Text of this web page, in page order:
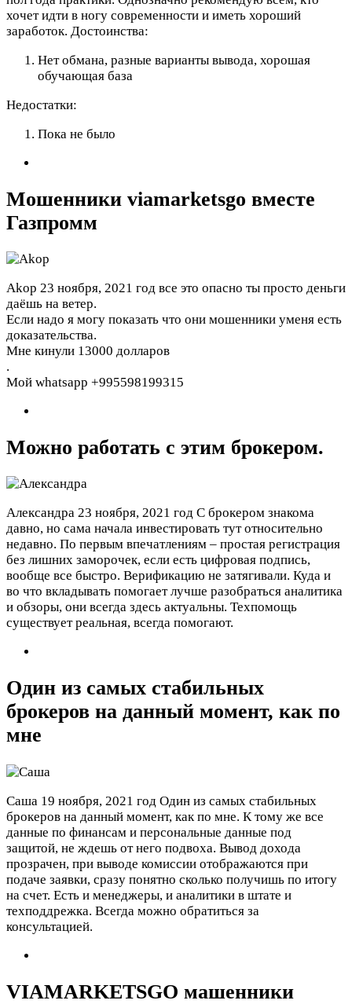
хочет идти в ногу современности и иметь хороший
заработок. Достоинства:
Нет обмана, разные варианты вывода, хорошая
обучающая база
Недостатки:
Пока не было
Мошенники viamarketsgo вместе
Газпромм
Akop 23 ноября, 2021 год все это опасно ты просто деньги
даёшь на ветер.
Если надо я могу показать что они мошенники уменя есть
доказательства.
Мне кинули 13000 долларов
.
Мой whatsapp +995598199315
Можно работать с этим брокером.
Александра 23 ноября, 2021 год С брокером знакома
давно, но сама начала инвестировать тут относительно
недавно. По первым впечатлениям – простая регистрация
без лишних заморочек, если есть цифровая подпись,
вообще все быстро. Верификацию не затягивали. Куда и
во что вкладывать помогает лучше разобраться аналитика
и обзоры, они всегда здесь актуальны. Техпомощь
существует реальная, всегда помогают.
Один из самых стабильных
брокеров на данный момент, как по
мне
Саша 19 ноября, 2021 год Один из самых стабильных
брокеров на данный момент, как по мне. К тому же все
данные по финансам и персональные данные под
защитой, не ждешь от него подвоха. Вывод дохода
прозрачен, при выводе комиссии отображаются при
подаче заявки, сразу понятно сколько получишь по итогу
на счет. Есть и менеджеры, и аналитики в штате и
техподдрежка. Всегда можно обратиться за
консультацией.
VIAMARKETSGO машенники